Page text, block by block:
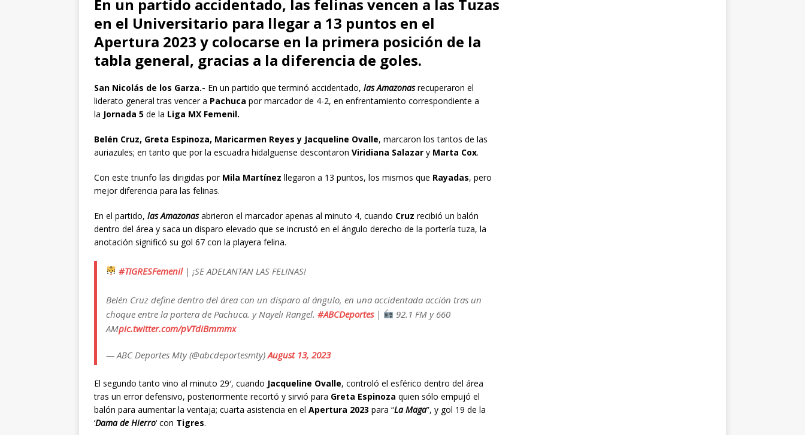
En un partido accidentado, las felinas vencen a las Tuzas
en el Universitario para llegar a 13 puntos en el
Apertura 2023 y colocarse en la primera posición de la
tabla general, gracias a la diferencia de goles.
San Nicolás de los Garza.- En un partido que terminó accidentado, las Amazonasrecuperaron el
liderato general tras vencer a Pachuca por marcador de 4-2, en enfrentamiento correspondiente a
la Jornada 5 de la Liga MX Femenil.
Belén Cruz, Greta Espinoza, Maricarmen Reyes y Jacqueline Ovalle, marcaron los tantos de las
auriazules; en tanto que por la escuadra hidalguense descontaron Viridiana Salazar y Marta Cox.
Con este triunfo las dirigidas por Mila Martínez llegaron a 13 puntos, los mismos que Rayadas, pero
mejor diferencia para las felinas.
En el partido, las Amazonasabrieron el marcador apenas al minuto 4, cuando Cruz recibió un balón
dentro del área y saca un disparo elevado que se incrustó en el ángulo derecho de la portería tuza, la
anotación significó su gol 67 con la playera felina.
#TIGRESFemenil| ¡SE ADELANTAN LAS FELINAS!
Belén Cruz define dentro del área con un disparo al ángulo, en una accidentada acción tras un
choque entre la portera de Pachuca. y Nayeli Rangel. #ABCDeportes|
92.1 FM y 660
AMpic.twitter.com/pVTdiBmmmx
— ABC Deportes Mty (@abcdeportesmty)August 13, 2023
El segundo tanto vino al minuto 29′, cuando Jacqueline Ovalle, controló el esférico dentro del área
tras un error defensivo, posteriormente recortó y sirvió para Greta Espinoza quien sólo empujó el
balón para aumentar la ventaja; cuarta asistencia en el Apertura 2023 para “La Maga”, y gol 19 de la
‘Dama de Hierro‘ con Tigres.